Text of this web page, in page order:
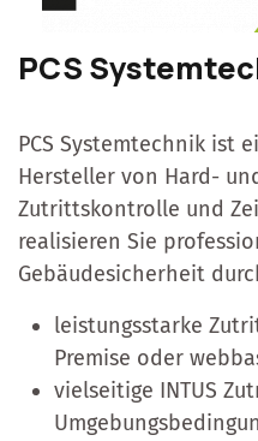
PCS
PCS Systemtechnik ist
Hersteller von Hard-
Zutrittskontrolle und
realisieren Sie
Gebäudesicherheit
leistungsstarke
Premise oder
vielseitige INTUS